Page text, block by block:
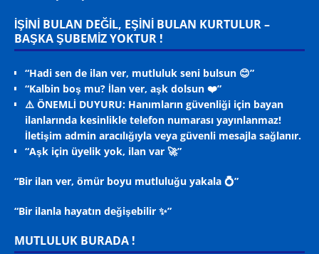
İŞİNİ BULAN DEĞİL, EŞİNİ BULAN KURTULUR –
BAŞKA ŞUBEMİZ YOKTUR !
“Hadi sen de ilan ver, mutluluk seni bulsun 😊”
“Kalbin boş mu? İlan ver, aşk dolsun ❤️”
⚠️ ÖNEMLİ DUYURU: Hanımların güvenliği için bayan
ilanlarında kesinlikle telefon numarası yayınlanmaz!
İletişim admin aracılığıyla veya güvenli mesajla sağlanır.
“Aşk için üyelik yok, ilan var 🚀”
“Bir ilan ver, ömür boyu mutluluğu yakala 💍”
“Bir ilanla hayatın değişebilir ✨”
MUTLULUK BURADA !